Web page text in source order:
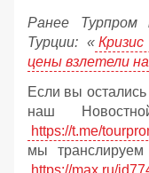
Ранее Турпром
Турции: «
цены взлетели
Если вы остались
наш
https://t.me/
мы транслируем
https://max.ru/